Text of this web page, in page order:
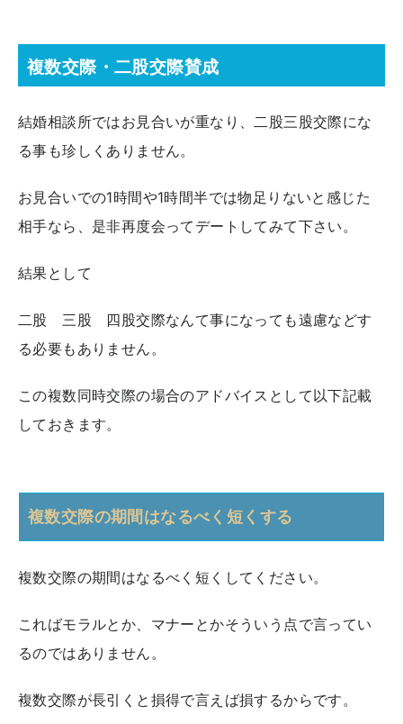
複数交際・二股交際賛成
結婚相談所ではお見合いが重なり、二股三股交際にな
る事も珍しくありません。
お見合いでの1時間や1時間半では物足りないと感じた
相手なら、是非再度会ってデートしてみて下さい。
結果として
二股 三股 四股交際なんて事になっても遠慮などす
る必要もありません。
この複数同時交際の場合のアドバイスとして以下記載
しておきます。
複数交際の期間はなるべく短くする
複数交際の期間はなるべく短くしてください。
こればモラルとか、マナーとかそういう点で言ってい
るのではありません。
複数交際が長引くと損得で言えば損するからです。